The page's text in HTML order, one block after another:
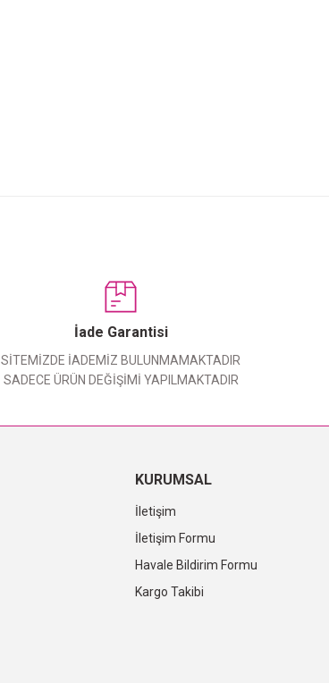
Yorum Yaz
İade Garantisi
SİTEMİZDE İADEMİZ BULUNMAMAKTADIR
SADECE ÜRÜN DEĞİŞİMİ YAPILMAKTADIR
KURUMSAL
İletişim
İletişim Formu
Havale Bildirim Formu
Kargo Takibi